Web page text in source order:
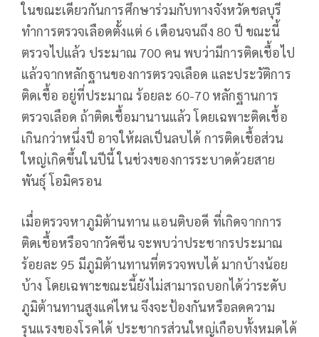
ในขณะเดียวกันการศึกษาร่วมกับทางจังหวัดชลบุรี
ทำการตรวจเลือดตั้งแต่ 6 เดือนจนถึง 80 ปี ขณะนี้
ตรวจไปแล้ว ประมาณ 700 คน พบว่ามีการติดเชื้อไป
แล้วจากหลักฐานของการตรวจเลือด และประวัติการ
ติดเชื้อ อยู่ที่ประมาณ ร้อยละ 60-70 หลักฐานการ
ตรวจเลือด ถ้าติดเชื้อมานานแล้ว โดยเฉพาะติดเชื้อ
เกินกว่าหนึ่งปี อาจให้ผลเป็นลบได้ การติดเชื้อส่วน
ใหญ่เกิดขึ้นในปีนี้ ในช่วงของการระบาดด้วยสาย
พันธุ์ โอมิครอน
เมื่อตรวจหาภูมิต้านทาน แอนติบอดี ที่เกิดจากการ
ติดเชื้อหรือจากวัคซีน จะพบว่าประชากรประมาณ
ร้อยละ 95 มีภูมิต้านทานที่ตรวจพบได้ มากบ้างน้อย
บ้าง โดยเฉพาะขณะนี้ยังไม่สามารถบอกได้ว่าระดับ
ภูมิต้านทานสูงแค่ไหน จึงจะป้องกันหรือลดความ
รุนแรงของโรคได้ ประชากรส่วนใหญ่เกือบทั้งหมดได้